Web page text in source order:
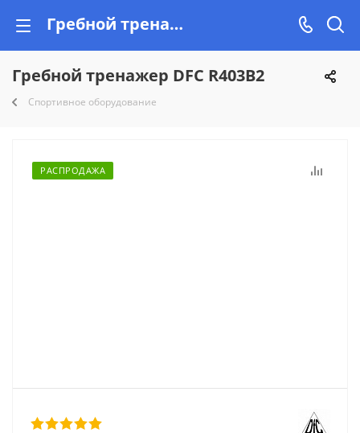
Гребной тренажер DFC R403B2 купить недорого на Vishop.by, рассрочка!
Гребной тренажер DFC R403B2
Спортивное оборудование
РАСПРОДАЖА